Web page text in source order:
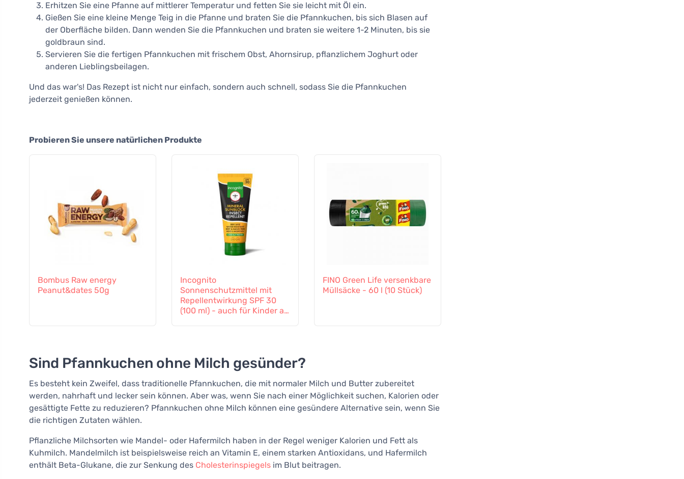
Erhitzen Sie eine Pfanne auf mittlerer Temperatur und fetten Sie sie leicht mit Öl ein.
Gießen Sie eine kleine Menge Teig in die Pfanne und braten Sie die Pfannkuchen, bis sich Blasen auf
der Oberfläche bilden. Dann wenden Sie die Pfannkuchen und braten sie weitere 1-2 Minuten, bis sie
goldbraun sind.
Servieren Sie die fertigen Pfannkuchen mit frischem Obst, Ahornsirup, pflanzlichem Joghurt oder
anderen Lieblingsbeilagen.
Und das war's! Das Rezept ist nicht nur einfach, sondern auch schnell, sodass Sie die Pfannkuchen
jederzeit genießen können.
Probieren Sie unsere natürlichen Produkte
Bombus Raw energy
Peanut&dates 50g
Incognito
Sonnenschutzmittel mit
Repellentwirkung SPF 30
(100 ml) - auch für Kinder ab
FINO Green Life versenkbare
Müllsäcke - 60 l (10 Stück)
Sind Pfannkuchen ohne Milch gesünder?
Es besteht kein Zweifel, dass traditionelle Pfannkuchen, die mit normaler Milch und Butter zubereitet
werden, nahrhaft und lecker sein können. Aber was, wenn Sie nach einer Möglichkeit suchen, Kalorien oder
gesättigte Fette zu reduzieren? Pfannkuchen ohne Milch können eine gesündere Alternative sein, wenn Sie
die richtigen Zutaten wählen.
Pflanzliche Milchsorten wie Mandel- oder Hafermilch haben in der Regel weniger Kalorien und Fett als
Kuhmilch. Mandelmilch ist beispielsweise reich an Vitamin E, einem starken Antioxidans, und Hafermilch
enthält Beta-Glukane, die zur Senkung des Cholesterinspiegels im Blut beitragen.